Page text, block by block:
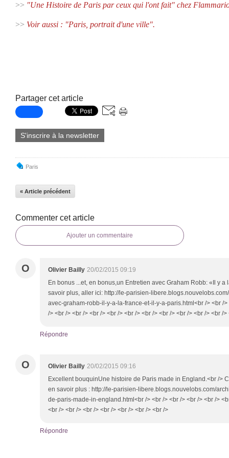
>> "Une Histoire de Paris par ceux qui l'ont fait" chez
>> Voir aussi : "Paris, portrait d'une ville".
Partager cet article
S'inscrire à la newsletter
Paris
« Article précédent
Commenter cet article
Ajouter un commentaire
O Olivier Bailly 20/02/2015 09:19
En bonus ...et, en bonus,un Entretien avec Graham Robb: «Il y a
savoir plus, aller ici: http://le-parisien-
avec-graham-robb-il-y-a-la-france-et-il-y-a-paris.html<br /> <br />
/> <br /> <br /> <br /> <br /> <br /> <br /> <br /> <br /> <br /> <br />
Répondre
O Olivier Bailly 20/02/2015 09:16
Excellent bouquinUne histoire de Paris made in England.<br />
en savoir plus : http://le-parisien-libere.blogs.nouvelobs.com/
de-paris-made-in-england.html<br /> <br /> <br /> <br /> <br />
<br /> <br /> <br /> <br /> <br /> <br /> <br />
Répondre